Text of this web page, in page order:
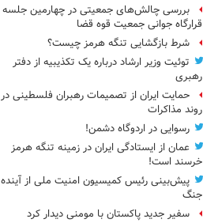
بررسی چالش‌های جمعیتی در چهارمین جلسه
قرارگاه جوانی جمعیت قوه قضا
شرط بازگشایی تنگه هرمز چیست؟
توئیت وزیر ارشاد درباره یک تکذیبیه از دفتر
رهبری
حمایت ایران از تصمیمات رهبران فلسطینی در
روند مذاکرات
رسوایی در اردوگاه دشمن!
عمان از ایستادگی ایران در زمینه تنگه هرمز
خرسند است!
پیش‌بینی رئیس کمیسیون امنیت ملی از آینده
جنگ
سفیر جدید پاکستان با مومنی دیدار کرد